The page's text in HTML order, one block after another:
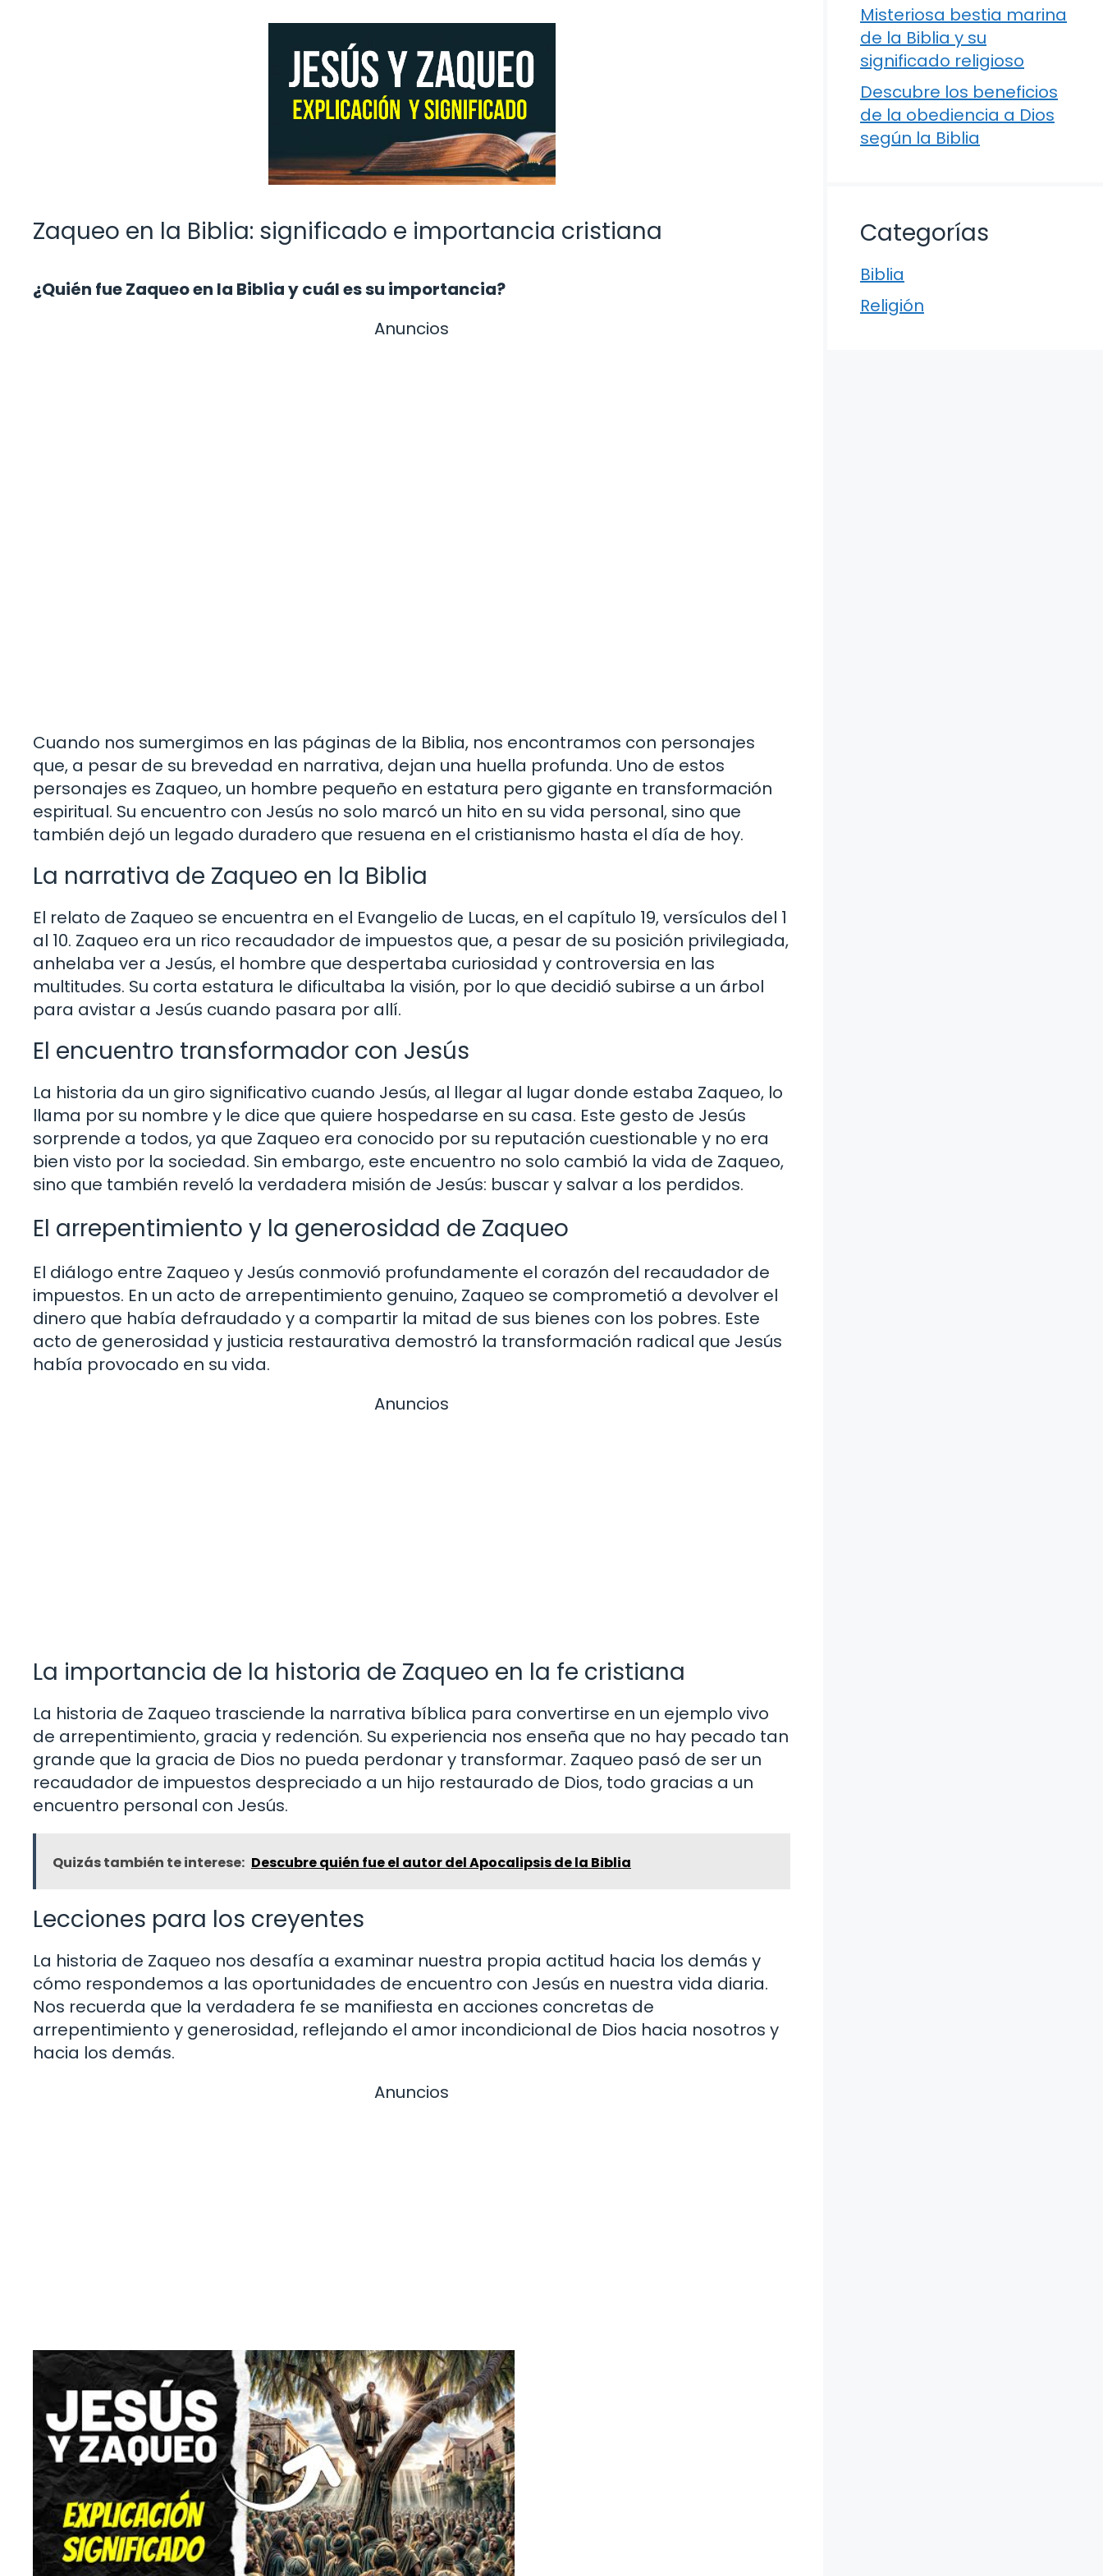
Zaqueo en la Biblia: significado e importancia cristiana
¿Quién fue Zaqueo en la Biblia y cuál es su importancia?
Anuncios
Cuando nos sumergimos en las páginas de la Biblia, nos encontramos con personajes
que, a pesar de su brevedad en narrativa, dejan una huella profunda. Uno de estos
personajes es Zaqueo, un hombre pequeño en estatura pero gigante en transformación
espiritual. Su encuentro con Jesús no solo marcó un hito en su vida personal, sino que
también dejó un legado duradero que resuena en el cristianismo hasta el día de hoy.
La narrativa de Zaqueo en la Biblia
El relato de Zaqueo se encuentra en el Evangelio de Lucas, en el capítulo 19, versículos del 1
al 10. Zaqueo era un rico recaudador de impuestos que, a pesar de su posición privilegiada,
anhelaba ver a Jesús, el hombre que despertaba curiosidad y controversia en las
multitudes. Su corta estatura le dificultaba la visión, por lo que decidió subirse a un árbol
para avistar a Jesús cuando pasara por allí.
El encuentro transformador con Jesús
La historia da un giro significativo cuando Jesús, al llegar al lugar donde estaba Zaqueo, lo
llama por su nombre y le dice que quiere hospedarse en su casa. Este gesto de Jesús
sorprende a todos, ya que Zaqueo era conocido por su reputación cuestionable y no era
bien visto por la sociedad. Sin embargo, este encuentro no solo cambió la vida de Zaqueo,
sino que también reveló la verdadera misión de Jesús: buscar y salvar a los perdidos.
El arrepentimiento y la generosidad de Zaqueo
El diálogo entre Zaqueo y Jesús conmovió profundamente el corazón del recaudador de
impuestos. En un acto de arrepentimiento genuino, Zaqueo se comprometió a devolver el
dinero que había defraudado y a compartir la mitad de sus bienes con los pobres. Este
acto de generosidad y justicia restaurativa demostró la transformación radical que Jesús
había provocado en su vida.
Anuncios
La importancia de la historia de Zaqueo en la fe cristiana
La historia de Zaqueo trasciende la narrativa bíblica para convertirse en un ejemplo vivo
de arrepentimiento, gracia y redención. Su experiencia nos enseña que no hay pecado tan
grande que la gracia de Dios no pueda perdonar y transformar. Zaqueo pasó de ser un
recaudador de impuestos despreciado a un hijo restaurado de Dios, todo gracias a un
encuentro personal con Jesús.
Quizás también te interese: Descubre quién fue el autor del Apocalipsis de la Biblia
Lecciones para los creyentes
La historia de Zaqueo nos desafía a examinar nuestra propia actitud hacia los demás y
cómo respondemos a las oportunidades de encuentro con Jesús en nuestra vida diaria.
Nos recuerda que la verdadera fe se manifiesta en acciones concretas de
arrepentimiento y generosidad, reflejando el amor incondicional de Dios hacia nosotros y
hacia los demás.
Anuncios
Misteriosa bestia marina
de la Biblia y su
significado religioso
Descubre los beneficios
de la obediencia a Dios
según la Biblia
Categorías
Biblia
Religión